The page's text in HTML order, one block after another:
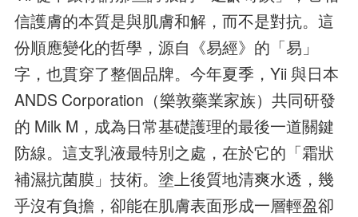
信護膚的本質是與肌膚和解，而不是對抗。這
份順應變化的哲學，源自《易經》的「易」
字，也貫穿了整個品牌。今年夏季，Yii 與日本
ANDS Corporation（樂敦藥業家族）共同研發
的 Milk M，成為日常基礎護理的最後一道關鍵
防線。這支乳液最特別之處，在於它的「霜狀
補濕抗菌膜」技術。塗上後質地清爽水透，幾
乎沒有負擔，卻能在肌膚表面形成一層輕盈卻